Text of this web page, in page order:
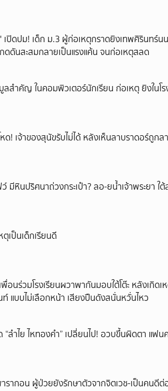
เปิดปม! เด็ก ม.3 ผู้ก่อเหตุกราดยิงเทพศิรินทร์น
ดดันสะสมกลายเป็นแรงแค้น จนก่อเหตุสลด
สำคัญ ในคอมพิวเตอร์นักเรียน ก่อเหตุ ยิงในโ
ด! เจ้าของสุนัขรับไม่ได้ หลังเห็นลาบราดอร์ถูก
มีหินปริศนาถ่วงกระเป๋า? ลอ-ยน้ำเจ้าพระยา ใ
เป็นเด็กเรียนดี
อนร่วมโรงเรียนผวาพากันมอบใต้โต๊ะ หลังเกิดเ
แบบไม่เลือกหน้า เสียงปืนดังสนั่นหวั่นไหว
“ลำไย ไหทองคำ” เปลี่ยนไป! อวบขึ้นผิดตา แฟ
รากอน ผู้ป่วยยังรักษาตัวจากจิตเวช-เป็นคนดีต่
ยกเลิก